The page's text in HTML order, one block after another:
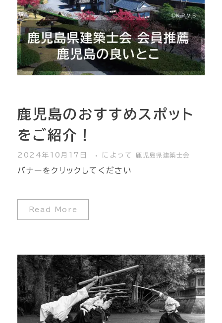
鹿児島のおすすめスポット
をご紹介！
2024年10月17日 によって 鹿児島県建築士会
バナーをクリックしてください
Read More